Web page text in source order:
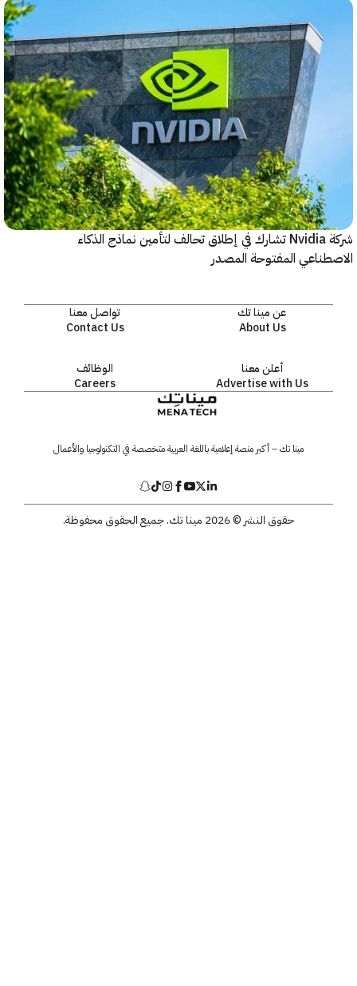
شركة Nvidia تشارك في إطلاق تحالف لتأمين نماذج الذكاء
المفتوحة المصدر
عن مينا تك
About Us
تواصل معنا
Contact Us
أعلن معنا
Advertise with Us
الوظائف
Careers
مينا تك – أكبر منصة إعلامية باللغة العربية متخصصة في التكنولوجيا والأعمال
حقوق النشر © 2026 مينا تك. جميع الحقوق محفوظة.